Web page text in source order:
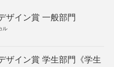
ザイン賞 一般部門
ル
ザイン賞 学生部門《学生